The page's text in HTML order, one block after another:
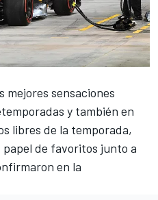
mejores sensaciones
y también en
libres de la temporada,
papel de favoritos junto a
en la